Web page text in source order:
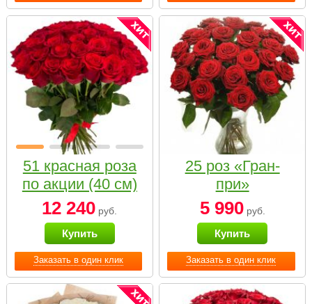
Заказать в один клик
51 красная роза
по акции (40 см)
12 240 руб.
Купить
Заказать в один клик
25 роз «Гран-
при»
5 990руб.
Купить